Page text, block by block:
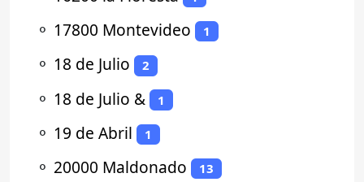
⚬ 17800 Montevideo 1
⚬ 18 de Julio 2
⚬ 18 de Julio & 1
⚬ 19 de Abril 1
⚬ 20000 Maldonado 13